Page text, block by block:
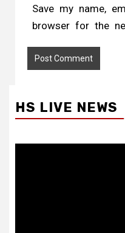
Save my name,
browser for the
HS LIVE NEWS